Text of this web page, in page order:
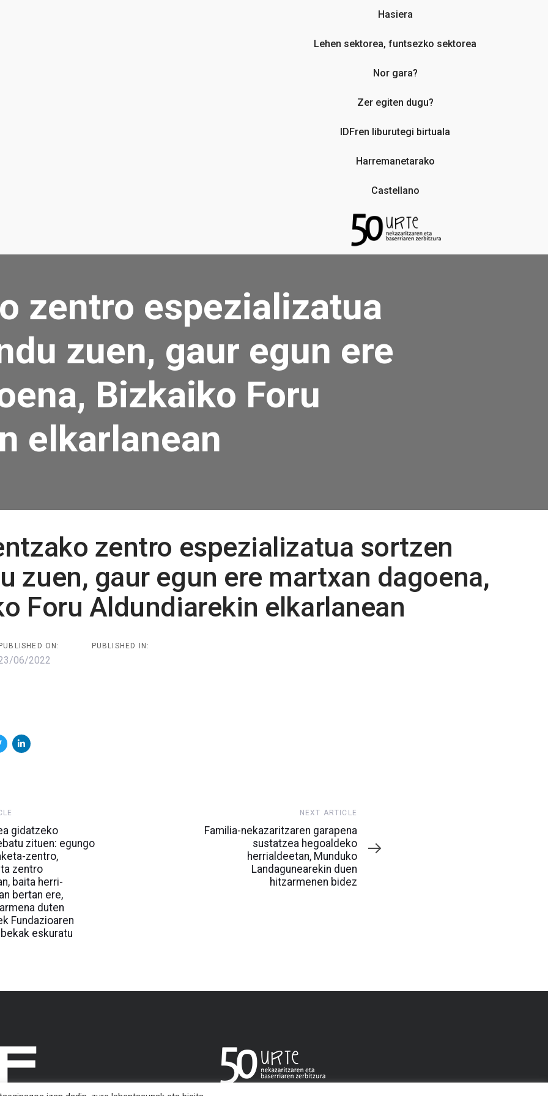
Hasiera
Lehen sektorea, funtsezko sektorea
Nor gara?
Zer egiten dugu?
IDFren liburutegi birtuala
Harremanetarako
Castellano
zentro espezializatua
zuen, gaur egun ere
Bizkaiko Foru
elkarlanean
zentro espezializatua sortzen
zuen, gaur egun ere martxan dagoena,
Foru Aldundiarekin elkarlanean
PUBLISHED ON:
06/2022
PUBLISHED IN:
gidatzeko
zituen: egungo
zentro,
zentro
baita herri-
bertan ere,
duten
Fundazioaren
eskuratu
Article
NEXT ARTICLE
Familia-nekazaritzaren garapena
sustatzea hegoaldeko
herrialdeetan, Munduko
Landagunearekin duen
hitzarmenen bidez